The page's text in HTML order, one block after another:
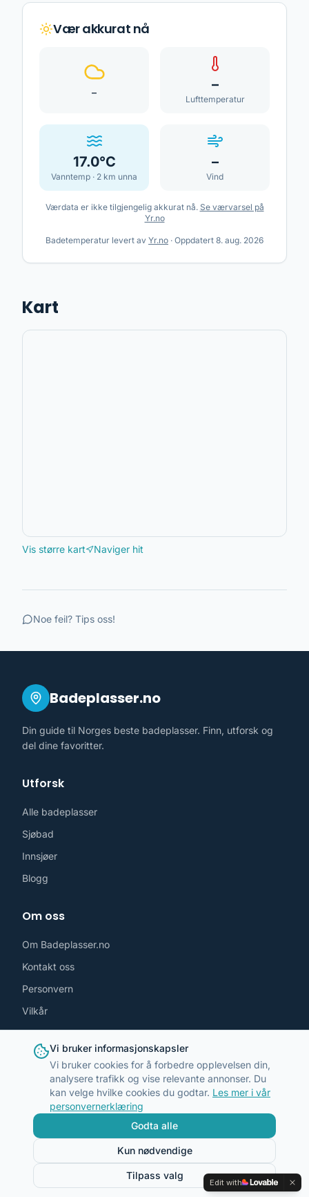
Vi bruker informasjonskapsler
Vi bruker cookies for å forbedre opplevelsen din,
analysere trafikk og vise relevante annonser. Du
kan velge hvilke cookies du godtar. Les mer i vår
personvernerklæring
Tilpass valg
Kun nødvendige
Godta alle
Vær akkurat nå
– –
Lufttemperatur
17.0°C
Vanntemp · 2 km unna
–
Vind
Værdata er ikke tilgjengelig akkurat nå. Se værvarsel på
Yr.no
Badetemperatur levert av Yr.no · Oppdatert 8. aug. 2026
Kart
Vis større kart Naviger hit
Noe feil? Tips oss!
Badeplasser.no
Din guide til Norges beste badeplasser. Finn, utforsk og
del dine favoritter.
Utforsk
Alle badeplasser
Sjøbad
Innsjøer
Blogg
Om oss
Om Badeplasser.no
Kontakt oss
Personvern
Vilkår
Følg oss
post@badeplasser.no
Badeplasser.no. Alle rettigheter reservert.
AdminLaget med ❤️ i Norge
Edit with